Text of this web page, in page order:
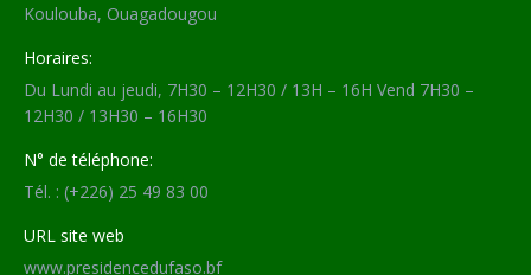
Koulouba, Ouagadougou
Horaires:
Du Lundi au jeudi, 7H30 – 12H30 / 13H – 16H Vend 7H30 –
12H30 / 13H30 – 16H30
N° de téléphone:
Tél. : (+226) 25 49 83 00
URL site web
www.presidencedufaso.bf